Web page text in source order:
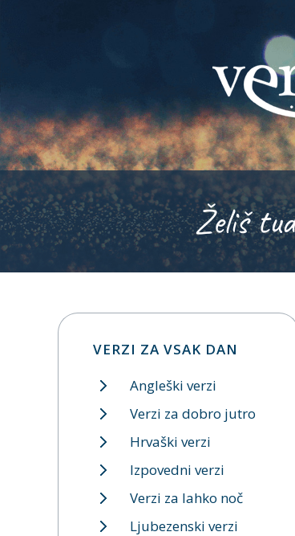
Želiš
VERZI ZA VSAK DAN
Angleški verzi
Verzi za dobro jutro
Hrvaški verzi
Izpovedni verzi
Verzi za lahko noč
Ljubezenski verzi